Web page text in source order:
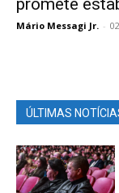
promete
Mário Messagi Jr. -
ÚLTIMAS